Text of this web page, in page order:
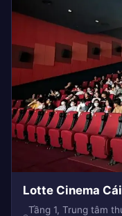
Lotte Cinema
Tầng 1, Trung tâm